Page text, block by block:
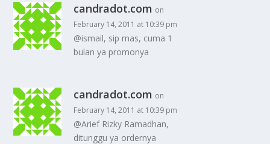
candradot.com on
February 14, 2011 at 10:39 pm
@ismail, sip mas, cuma 1
bulan ya promonya
candradot.com on
February 14, 2011 at 10:39 pm
@Arief Rizky Ramadhan,
ditunggu ya ordernya